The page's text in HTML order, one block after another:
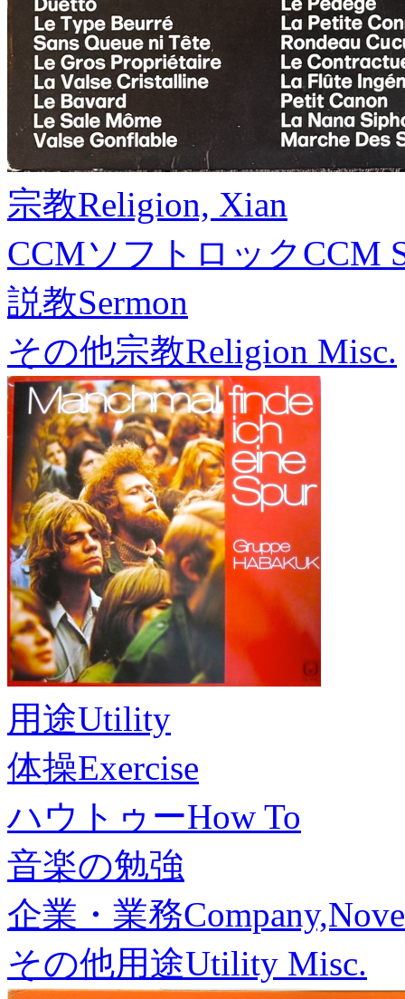
宗教Religion, Xian
CCMソフトロックCCM
説教Sermon
その他宗教Religion Misc.
用途Utility
体操Exercise
ハウトゥーHow To
音楽の勉強
企業・業務
その他用途Utility Misc.